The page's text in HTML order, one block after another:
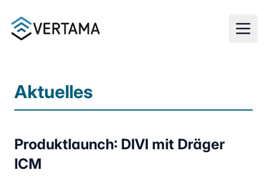
Aktuelles
Produktlaunch: DIVI mit Dräger
ICM